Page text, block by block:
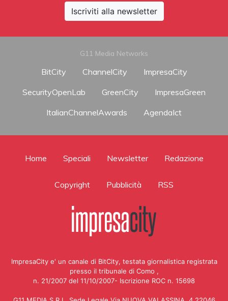
Iscriviti alla newsletter
G11 Media Networks
BitCity ChannelCity
ImpresaCity
SecurityOpenLab
GreenCity
ImpresaGreen
ItalianChannelAwards
AgendaIct
Home Speciali Newsletter Redazione
Copyright Pubblicità RSS
ImpresaCity e' un canale di BitCity, testata giornalistica registrata
presso il tribunale di Como ,
n. 21/2007 del 11/10/2007- Iscrizione ROC n. 15698